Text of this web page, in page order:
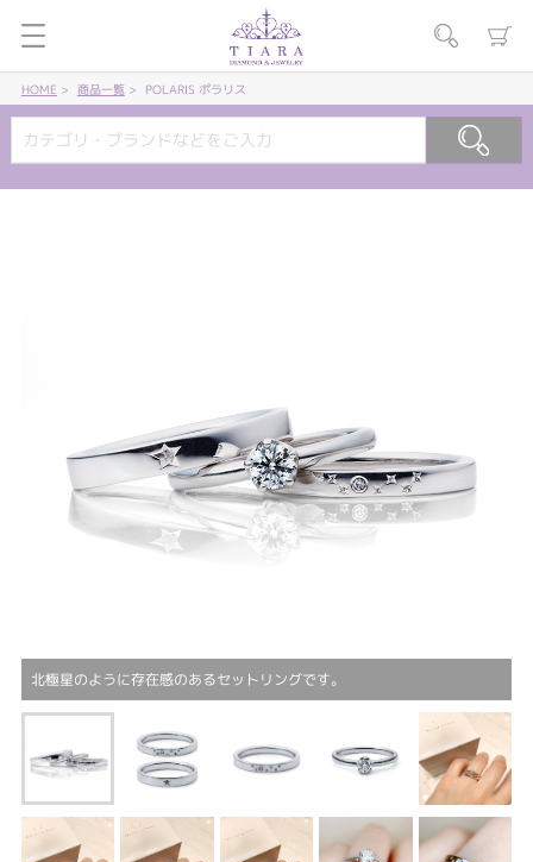
HOME 商品一覧 POLARIS ポラリス
北極星のように存在感のあるセットリングです。